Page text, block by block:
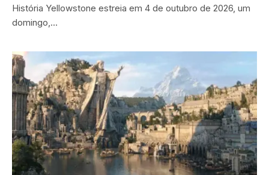
História Yellowstone estreia em 4 de outubro de 2026, um
domingo,…